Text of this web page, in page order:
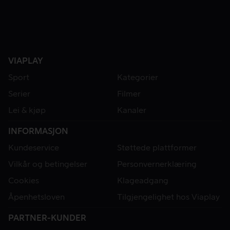
VIAPLAY
Sport
Kategorier
Serier
Filmer
Lei & kjøp
Kanaler
INFORMASJON
Kundeservice
Støttede plattformer
Vilkår og betingelser
Personvernerklæring
Cookies
Klageadgang
Åpenhetsloven
Tilgjengelighet hos Viaplay
PARTNER-KUNDER